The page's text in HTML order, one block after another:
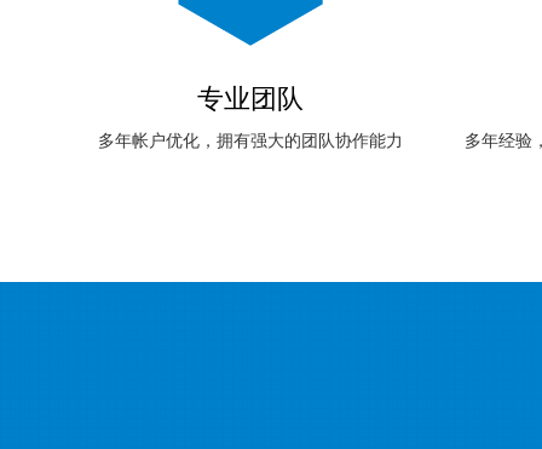
专业团队
多年帐户优化，拥有强大的团队协作能力 多年经验